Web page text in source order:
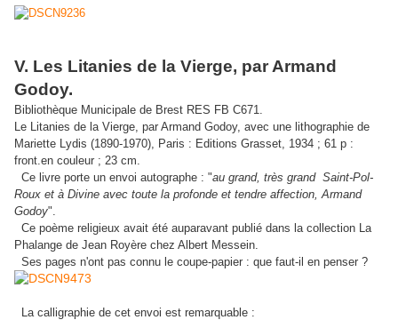
V. Les Litanies de la Vierge, par Armand
Godoy.
Bibliothèque Municipale de Brest RES FB C671.
Le Litanies de la Vierge, par Armand Godoy, avec une lithographie de
Mariette Lydis (1890-1970), Paris : Editions Grasset, 1934 ; 61 p :
front.en couleur ; 23 cm.
Ce livre porte un envoi autographe : "au grand, très grand Saint-Pol-
Roux et à Divine avec toute la profonde et tendre affection, Armand
Godoy".
Ce poème religieux avait été auparavant publié dans la collection La
Phalange de Jean Royère chez Albert Messein.
Ses pages n'ont pas connu le coupe-papier : que faut-il en penser ?
La calligraphie de cet envoi est remarquable :